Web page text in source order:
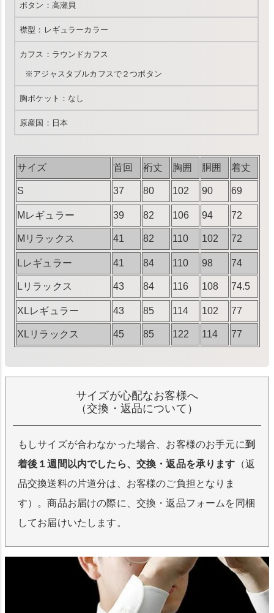
ボタン：高瀬貝
襟型：レギュラーカラー
カフス：ラウンドカフス
※アジャスタブルカフスで２つボタン
胸ポケット：なし
原産国：日本
サイズ 首回 裄丈 胸囲 胴囲 着丈
S 37 80 102 90 69
Mレギュラー 39 82 106 94 72
Mリラックス 41 82 110 102 72
Lレギュラー 41 84 110 98 74
Lリラックス 43 84 116 108 74.5
XLレギュラー 43 85 114 102 77
XLリラックス 45 85 122 114 77
サイズが心配なお客様へ
（交換・返品について）
もしサイズが合わなかった場合、お客様のお手元に到
着後１週間以内でしたら、交換・返品を承ります （返
品交換送料の片道分は、お客様のご負担となりま
す）。商品お届けの際に、交換・返品フォームを同梱
してお届けいたします。